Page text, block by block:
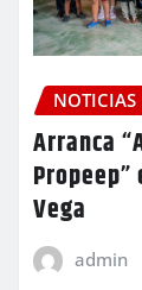
NOTICIAS
Arranca
Propeep”
Vega
admin